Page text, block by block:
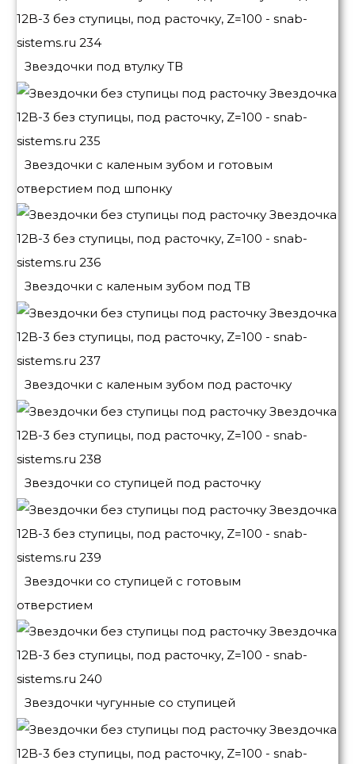
Звездочки под втулку ТВ
Звездочки с каленым зубом и готовым
отверстием под шпонку
Звездочки с каленым зубом под ТВ
Звездочки с каленым зубом под расточку
Звездочки со ступицей под расточку
Звездочки со ступицей с готовым
отверстием
Звездочки чугунные со ступицей